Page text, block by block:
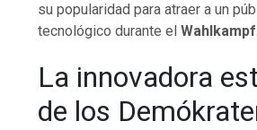
su popularidad para atraer a un
tecnológico durante elWahlkampf.
La innovadora
de los